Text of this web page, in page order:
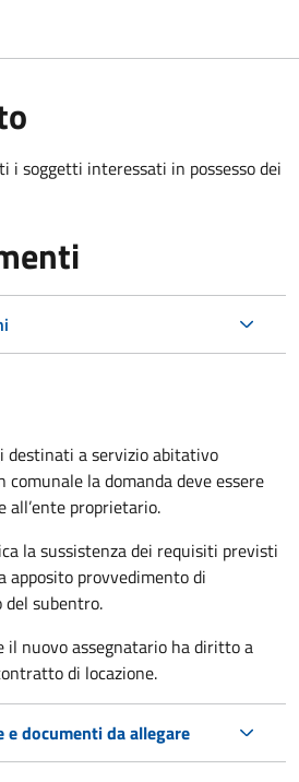
i soggetti interessati in possesso dei
destinati a servizio abitativo
la domanda deve essere
proprietario.
la sussistenza dei requisiti previsti
apposito provvedimento di
del subentro.
il nuovo assegnatario ha diritto a
di locazione.
documenti da allegare